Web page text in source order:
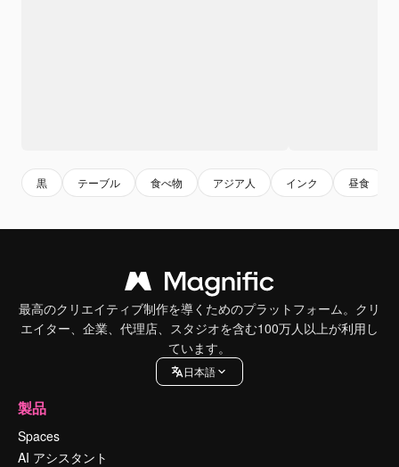
黒 テーブル 食べ物 アジア人 インク 昼食
最高のクリエイティブ制作を導くためのプラットフォーム。クリ
エイター、企業、代理店、スタジオを含む100万人以上が利用し
ています。
日本語
製品
Spaces
AI アシスタント